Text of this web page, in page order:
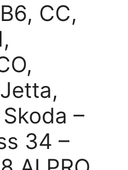
CC,
–
34 –